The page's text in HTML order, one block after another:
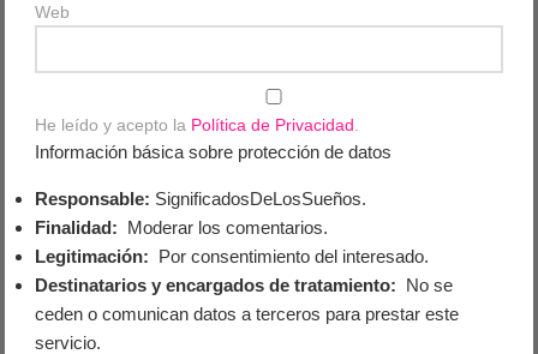
Web
He leído y acepto la Política de Privacidad
Información básica sobre protección de datos
Responsable: SignificadosDeLosSueños.
Finalidad: Moderar los comentarios.
Legitimación: Por consentimiento del interesado.
Destinatarios y encargados de tratamiento: No se
ceden o comunican datos a terceros para prestar este
servicio.